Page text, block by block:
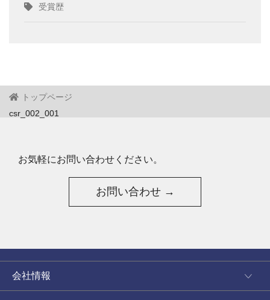
受賞歴
トップページ
csr_002_001
お気軽にお問い合わせください。
お問い合わせ →
会社情報